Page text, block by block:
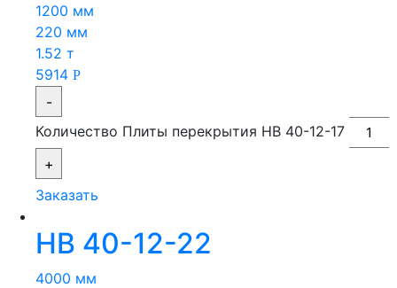
1200 мм
220 мм
1.52 т
5914 Р
-
Количество Плиты перекрытия НВ 40-12-17
+
Заказать
НВ 40-12-22
4000 мм